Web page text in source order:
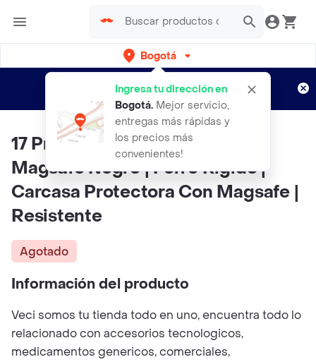
Bogotá
Ingresa tu dirección en
Bogotá. Mejor servicio,
entregas más rápidas y
los precios más
convenientes!
envíos gratis por semanas
Aplican TyC
17 Pro | Case Premium Humo
Magsafe Negro | Forro Rigido |
Carcasa Protectora Con Magsafe |
Resistente
Agotado
Información del producto
Veci somos tu tienda todo en uno, encuentra todo lo
relacionado con accesorios tecnologicos,
medicamentos genericos, comerciales,